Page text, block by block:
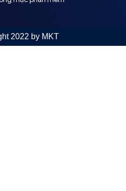
2022 by MKT